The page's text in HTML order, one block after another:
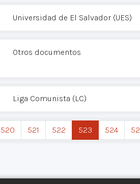
Universidad de El Salvador (UES)
Otros documentos
Liga Comunista (LC)
520 521 522 523 524